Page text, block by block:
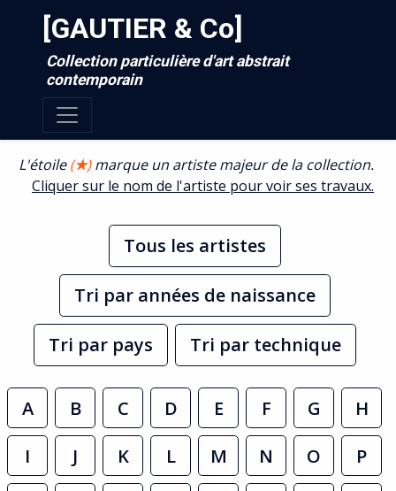
[GAUTIER & Co]
Collection particulière d'art abstrait
contemporain
L'étoile(★)marque un artiste majeur de la collection.
Cliquer sur le nom de l'artiste pour voir ses travaux.
Tous les artistes
Tri par années de naissance
Tri par pays Tri par technique
A B C D E F G
H
I
J K L M N O
P